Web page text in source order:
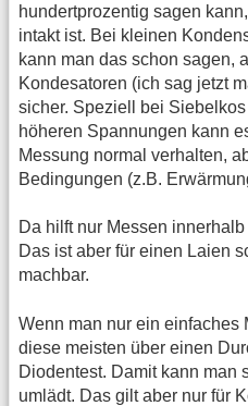
hundertprozentig sagen
intakt ist. Bei kleinen
kann man das schon sagen,
Kondesatoren (ich sag jetzt
sicher. Speziell bei
höheren Spannungen kann
Messung normal verhalten,
Bedingungen (z.B.
Da hilft nur Messen
Das ist aber für einen Laien
machbar.
Wenn man nur ein einfaches
diese meisten über einen
Diodentest. Damit kann man
umlädt. Das gilt aber nur für